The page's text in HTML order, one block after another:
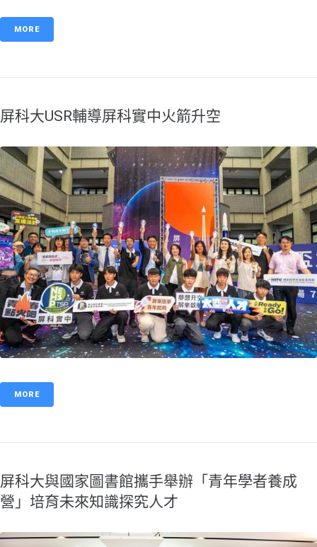
MORE
屏科大USR輔導屏科實中火箭升空
MORE
屏科大與國家圖書館攜手舉辦「青年學者養成
營」培育未來知識探究人才